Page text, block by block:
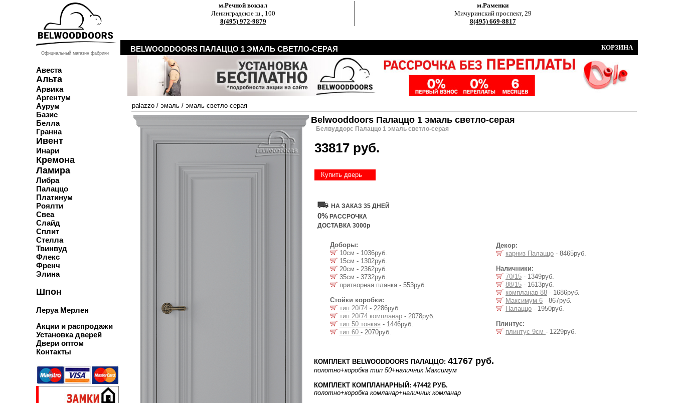
Официальный магазин фабрики
Авеста
Альта
Арвика
Аргентум
Аурум
Базис
Белла
Гранна
Ивент
Инари
Кремона
Ламира
Либра
Палаццо
Платинум
Роялти
Свеа
Слайд
Сплит
Стелла
Твинвуд
Флекс
Френч
Элина
Шпон
Леруа Мерлен
Акции и распродажи
Установка дверей
Двери оптом
Контакты
м.Речной вокзал
Ленинградское ш., 100
8(495) 972-9879
м.Раменки
Мичуринский проспект, 29
8(495) 669-8817
КОРЗИНА
BELWOODDOORS ПАЛАЦЦО 1 ЭМАЛЬ СВЕТЛО-СЕРАЯ
palazzo / эмаль / эмаль светло-серая
Belwooddoors Палаццо 1 эмаль светло-серая
Белвуддорс Палаццо 1 эмаль светло-серая
33817 руб.
Купить дверь
НА ЗАКАЗ 35 ДНЕЙ
0% РАССРОЧКА
ДОСТАВКА 3000р
Доборы:
10см - 1036руб.
15см - 1302руб.
20см - 2362руб.
35см - 3732руб.
притворная планка - 553руб.
Стойки коробки:
тип 20/74 - 2286руб.
тип 20/74 компланар - 2078руб.
тип 50 тонкая - 1446руб.
тип 60 - 2070руб.
Декор:
карниз Палаццо - 8465руб.
Наличники:
70/15 - 1349руб.
88/15 - 1613руб.
компланар 88 - 1686руб.
Максимум 6 - 867руб.
Палаццо - 1950руб.
Плинтус:
плинтус 9см - 1229руб.
КОМПЛЕКТ BELWOODDOORS ПАЛАЦЦО: 41767 руб.
полотно+коробка тип 50+наличник Максимум
КОМПЛЕКТ КОМПЛАНАРНЫЙ: 47442 РУБ.
полотно+коробка комланар+наличник комланар